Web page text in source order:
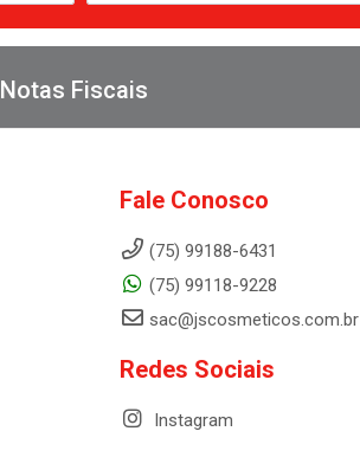
Notas Fiscais
Fale Conosco
(75) 99188-6431
(75) 99118-9228
sac@jscosmeticos.com.br
Redes Sociais
Instagram